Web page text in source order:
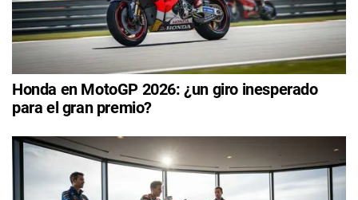
Honda en MotoGP 2026: ¿un giro inesperado
para el gran premio?